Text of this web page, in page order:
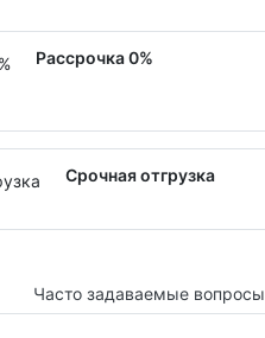
Рассрочка 0%
Срочная отгрузка
Часто задаваемые вопросы